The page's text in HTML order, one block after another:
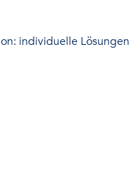
individuelle Lösungen